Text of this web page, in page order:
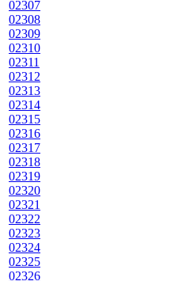
02307
02308
02309
02310
02311
02312
02313
02314
02315
02316
02317
02318
02319
02320
02321
02322
02323
02324
02325
02326